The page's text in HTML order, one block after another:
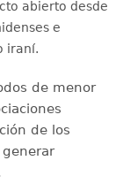
abierto desde
e
iraní.
de menor
de los